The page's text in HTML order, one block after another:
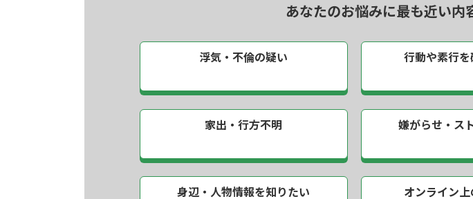
あなたのお悩みに最も近い内
浮気・不倫の疑い 行動や素行を
家出・行方不明 嫌がらせ・ ス
身辺・人物情報を知りたい オンライン上